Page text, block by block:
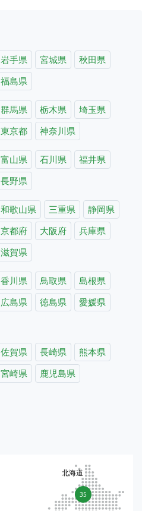
岩手県 宮城県
秋田県
福島県
群馬県 栃木県
埼玉県
東京都 神奈川県
富山県 石川県
福井県
長野県
和歌山県 三重県
静岡県
京都府 大阪府
兵庫県
滋賀県
香川県 鳥取県
島根県
広島県 徳島県
愛媛県
佐賀県 長崎県
熊本県
宮崎県 鹿児島県
35
北海道